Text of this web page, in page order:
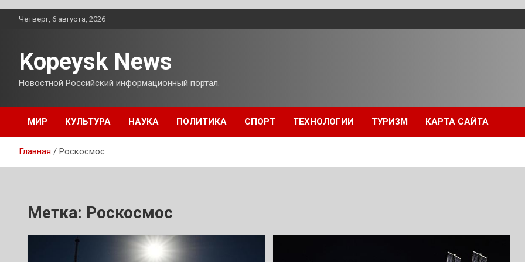
ПерейтиЧетверг, 6 августа, 2026
Kopeysk News
Новостной Российский информационный портал.
МИР КУЛЬТУРА НАУКА ПОЛИТИКА СПОРТ ТЕХНОЛОГИИ ТУРИЗМ КАРТА САЙТА
Главная Роскосмос
Метка: Роскосмос